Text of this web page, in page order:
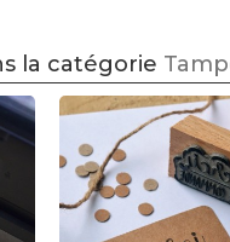
la catégorie